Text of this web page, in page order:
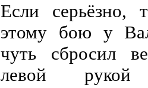
Если серьёзно,
этому бою у
чуть сбросил
левой